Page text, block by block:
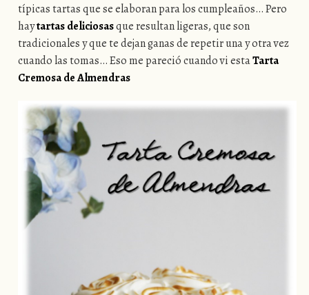
típicas tartas que se elaboran para los cumpleaños… Pero
haytartas deliciosasque resultan ligeras, que son
tradicionales y que te dejan ganas de repetir una y otra vez
cuando las tomas… Eso me pareció cuando vi estaTarta
Cremosa de Almendras